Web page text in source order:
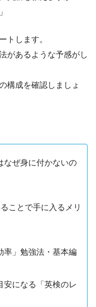
トします。
があるような予感がし
構成を確認しましょ
なぜ身に付かないの
ことで手に入るメリ
率」勉強法・基本編
安になる「英検のレ